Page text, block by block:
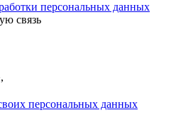
персональных данных
связь
персональных данных